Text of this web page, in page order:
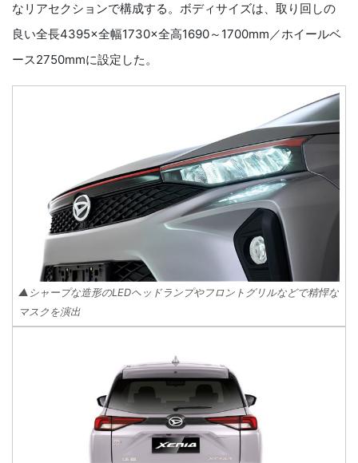
なリアセクションで構成する。ボディサイズは、取り回しの
良い全長4395×全幅1730×全高1690～1700mm／ホイールベ
ース2750mmに設定した。
▲シャープな造形のLEDヘッドランプやフロントグリルなどで精悍な
マスクを演出